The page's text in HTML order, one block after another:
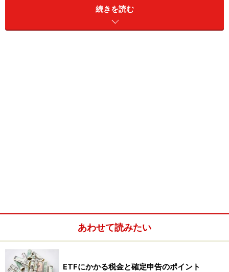
えば東証REIT指数連動型ETFであれば、東証に上場して
いるJリート全銘柄の値動きをあらわす東証REIT指数に
連動します。他にも国内のETFには、オーストラリアの
また、リートの多くは10～100万円前後の金額から投資
が可能ですが、リートETFでは1万～10万円台と、さらに
続きを読む
あわせて読みたい
ETFにかかる税金と確定申告のポイント